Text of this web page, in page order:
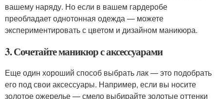
вашему наряду. Но если в вашем гардеробе
преобладает однотонная одежда — можете
экспериментировать с цветом и дизайном маникюра.
3. Сочетайте маникюр с аксессуарами
Еще один хороший способ выбрать лак — это подобрать
его под свои аксессуары. Например, если вы носите
золотое ожерелье — смело выбирайте золотые оттенки